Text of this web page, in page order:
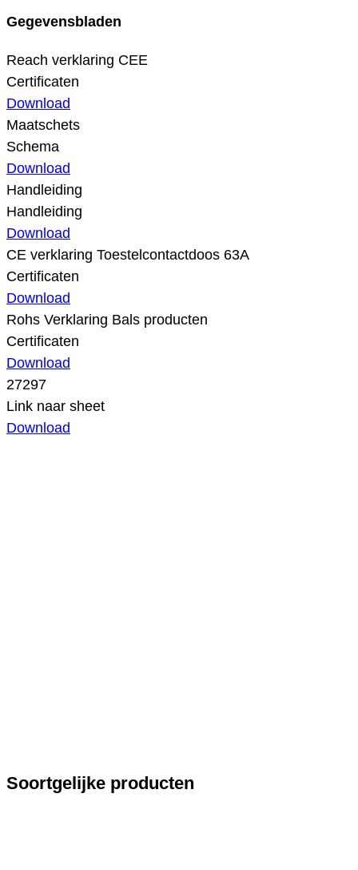
Gegevensbladen
Reach verklaring CEE
Certificaten
Download
Maatschets
Schema
Download
Handleiding
Handleiding
Download
CE verklaring Toestelcontactdoos 63A
Certificaten
Download
Rohs Verklaring Bals producten
Certificaten
Download
27297
Link naar sheet
Download
Soortgelijke producten